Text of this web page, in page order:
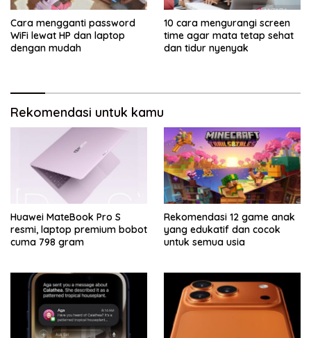
Cara mengganti password
WiFi lewat HP dan laptop
dengan mudah
10 cara mengurangi screen
time agar mata tetap sehat
dan tidur nyenyak
Rekomendasi untuk kamu
Huawei MateBook Pro S
resmi, laptop premium bobot
cuma 798 gram
Rekomendasi 12 game anak
yang edukatif dan cocok
untuk semua usia